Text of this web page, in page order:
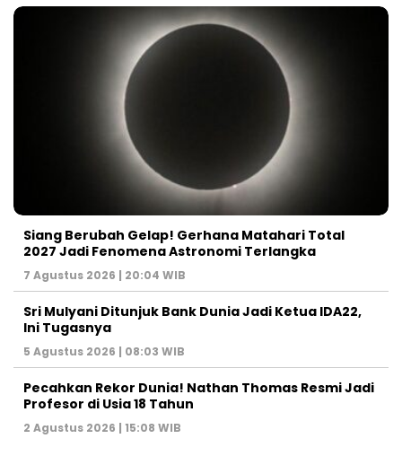
Siang Berubah Gelap! Gerhana Matahari Total
2027 Jadi Fenomena Astronomi Terlangka
7 Agustus 2026 | 20:04 WIB
Sri Mulyani Ditunjuk Bank Dunia Jadi Ketua IDA22,
Ini Tugasnya
5 Agustus 2026 | 08:03 WIB
Pecahkan Rekor Dunia! Nathan Thomas Resmi Jadi
Profesor di Usia 18 Tahun
2 Agustus 2026 | 15:08 WIB